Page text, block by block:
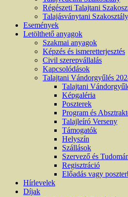
Régészeti Talajtani
Talajásványtani Szakosztály
Események
Letölthető anyagok
Szakmai anyagok
Képzés és ismeretterjesztés
Civil szerepvállalás
Kapcsolódások
Talajtani Vándorgyűlés
Talajtani
Képgaléria
Poszterek
Program és
Talajleíró Verseny
Támogatók
Helyszín
Szállások
Szervező és
Regisztráció
Előadás vagy
Hírlevelek
Díjak